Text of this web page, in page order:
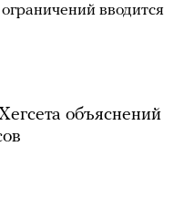
вводится
объяснений